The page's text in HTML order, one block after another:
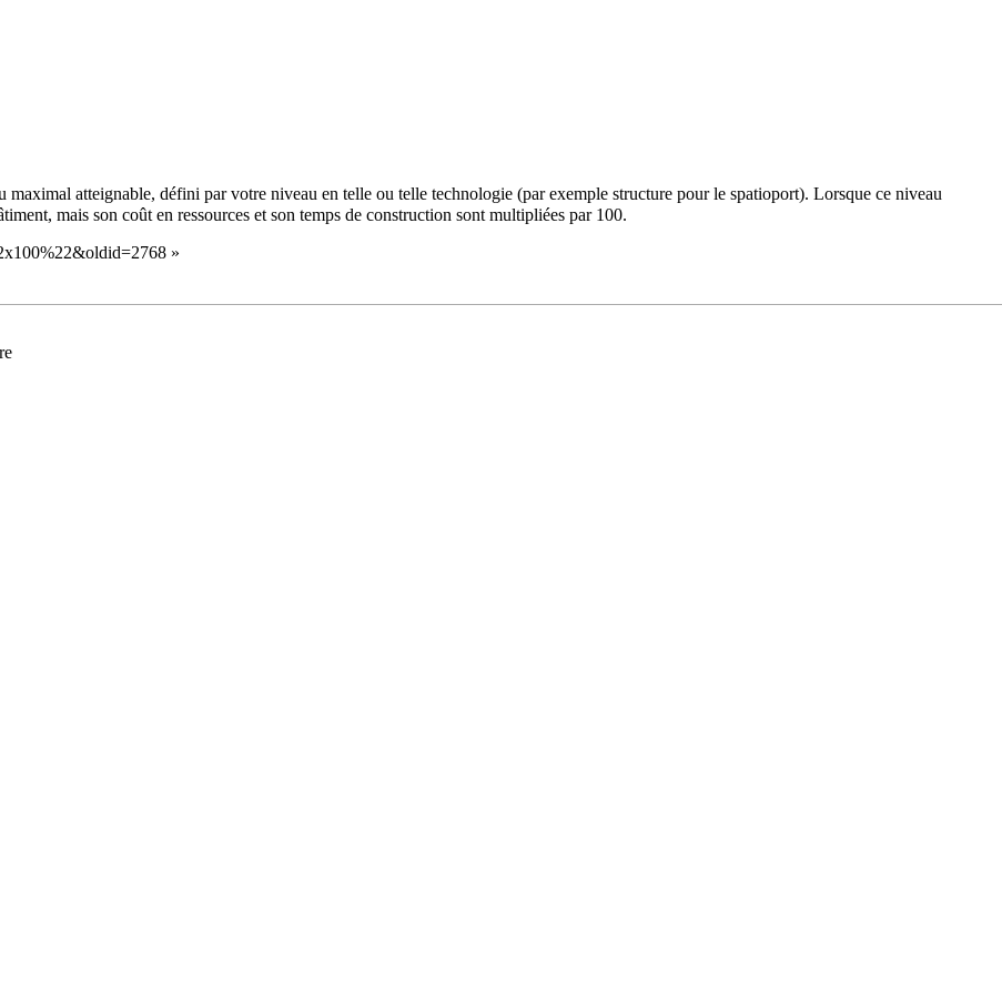
atteignable, défini par votre niveau en telle ou telle technologie (par exemple structure pour le spatioport). Lorsque ce niveau
mais son coût en ressources et son temps de construction sont multipliées par 100.
»